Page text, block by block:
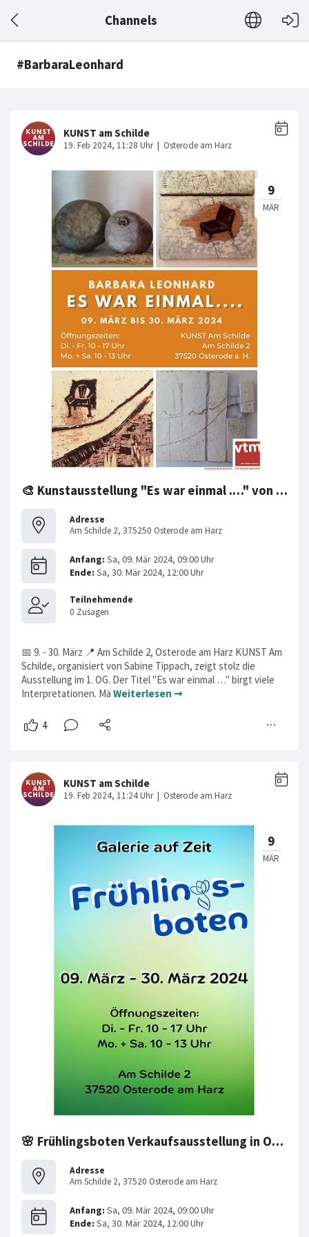
Channels
#BarbaraLeonhard
🎨 Kunstausstellung "Es war einmal .…" von Barbara Leonhard
Adresse
Am Schilde 2, 375250 Osterode am Harz
📅 9. - 30. März 📍 Am Schilde 2, Osterode am Harz KUNST Am
Schilde, organisiert von Sabine Tippach, zeigt stolz die
Ausstellung im 1. OG. Der Titel "Es war einmal …" birgt viele
Interpretationen. Mä Weiterlesen ➞
🌸 Frühlingsboten Verkaufsausstellung in Osterode am Harz 🌸
Adresse
Am Schilde 2, 37520 Osterode am Harz